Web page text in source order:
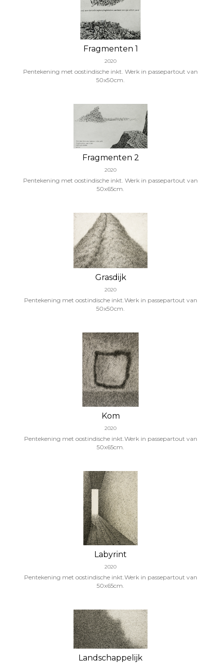
Fragmenten 1
2020
Pentekening met oostindische inkt. Werk in passepartout van
50x50cm.
Fragmenten 2
2020
Pentekening met oostindische inkt. Werk in passepartout van
50x65cm.
Grasdijk
2020
Pentekening met oostindische inkt.Werk in passepartout van
50x50cm.
Kom
2020
Pentekening met oostindische inkt.Werk in passepartout van
50x65cm.
Labyrint
2020
Pentekening met oostindische inkt.Werk in passepartout van
50x65cm.
Landschappelijk